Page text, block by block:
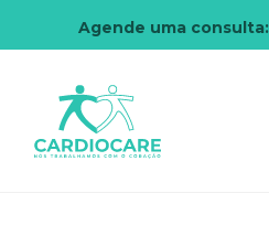
Agende uma consulta: